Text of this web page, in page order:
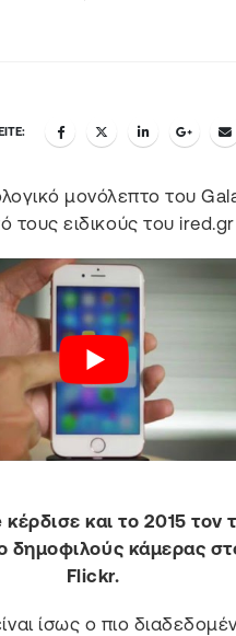
μονόλεπτο του
τους ειδικούς του ired.gr
και το 2015 τον
δημοφιλούς κάμερας
Flickr.
ίσως ο πιο